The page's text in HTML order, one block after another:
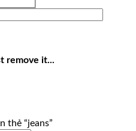
remove it...
thẻ “jeans”